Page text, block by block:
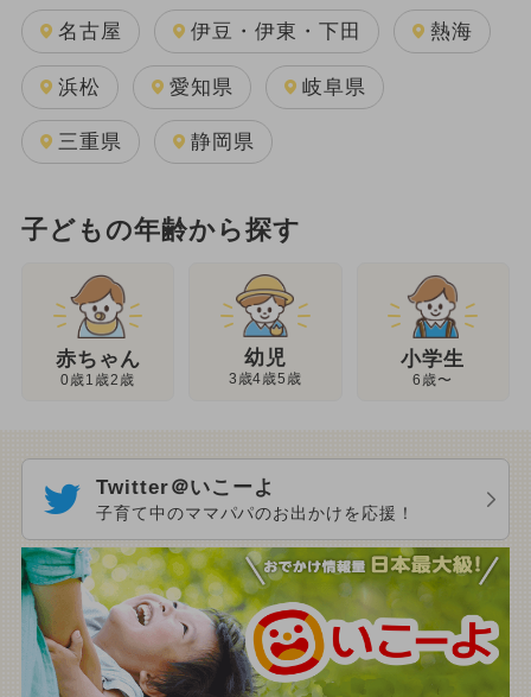
名古屋 伊豆・伊東・下田 熱海
浜松 愛知県 岐阜県
三重県 静岡県
子どもの年齢から探す
赤ちゃん
0歳1歳2歳
幼児
3歳4歳5歳
小学生
6歳〜
Twitter＠いこーよ
子育て中のママパパのお出かけを応援！